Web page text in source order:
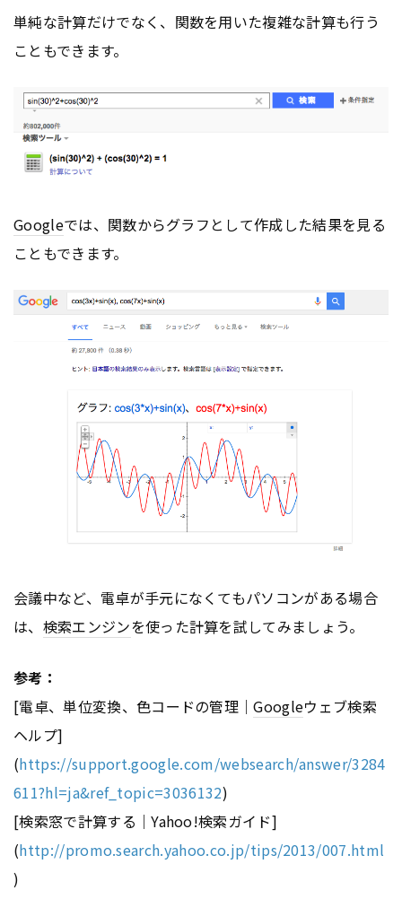
単純な計算だけでなく、関数を用いた複雑な計算も行う
こともできます。
Googleでは、関数からグラフとして作成した結果を見る
こともできます。
会議中など、電卓が手元になくてもパソコンがある場合
は、 検索エンジンを使った計算を試してみましょう。
参考：
[電卓、単位変換、色コードの管理｜Googleウェブ検索
ヘルプ]
(https://support.google.com/websearch/answer/3284
611?hl=ja&ref_topic=3036132)
[検索窓で計算する｜Yahoo!検索ガイド]
(http://promo.search.yahoo.co.jp/tips/2013/007.html
)